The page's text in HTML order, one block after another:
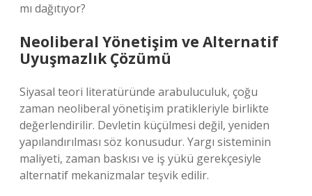
mı dağıtıyor?
Neoliberal Yönetişim ve Alternatif
Uyuşmazlık Çözümü
Siyasal teori literatüründe arabuluculuk, çoğu
zaman neoliberal yönetişim pratikleriyle birlikte
değerlendirilir. Devletin küçülmesi değil, yeniden
yapılandırılması söz konusudur. Yargı sisteminin
maliyeti, zaman baskısı ve iş yükü gerekçesiyle
alternatif mekanizmalar teşvik edilir.